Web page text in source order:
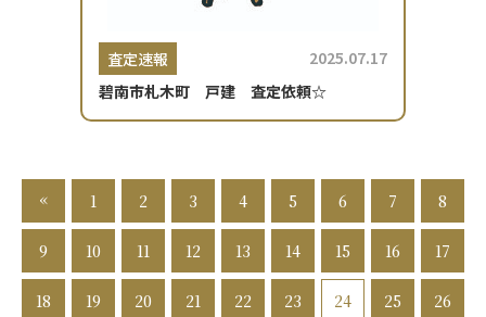
査定速報
2025.07.17
碧南市札木町 戸建 査定依頼☆
« 1 2 3 4 5 6 7 8
9 10 11 12 13 14 15 16 17
18 19 20 21 22 23 24 25 26